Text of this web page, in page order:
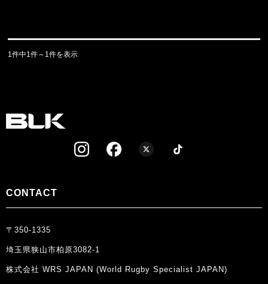
1件中1件～1件を表示
CONTACT
〒350-1335
埼玉県狭山市柏原3082-1
株式会社 WRS JAPAN (World Rugby Specialist JAPAN)